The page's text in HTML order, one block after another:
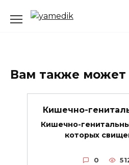
Вам также может
Кишечно-
Кишечно-
которых
0